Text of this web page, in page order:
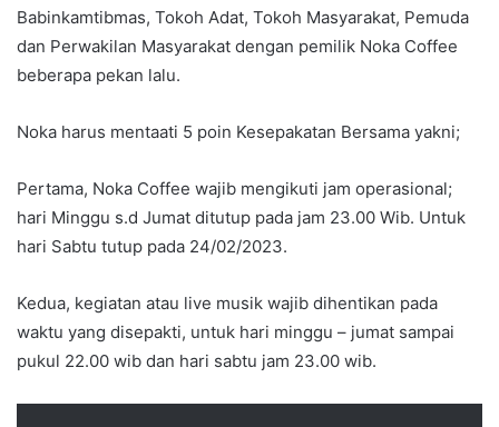
Babinkamtibmas, Tokoh Adat, Tokoh Masyarakat, Pemuda
dan Perwakilan Masyarakat dengan pemilik Noka Coffee
beberapa pekan lalu.
Noka harus mentaati 5 poin Kesepakatan Bersama yakni;
Pertama, Noka Coffee wajib mengikuti jam operasional;
hari Minggu s.d Jumat ditutup pada jam 23.00 Wib. Untuk
hari Sabtu tutup pada 24/02/2023.
Kedua, kegiatan atau live musik wajib dihentikan pada
waktu yang disepakti, untuk hari minggu – jumat sampai
pukul 22.00 wib dan hari sabtu jam 23.00 wib.